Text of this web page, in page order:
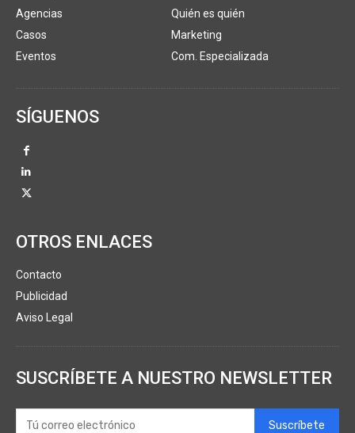
Agencias
Casos
Eventos
Quién es quién
Marketing
Com. Especializada
SÍGUENOS
OTROS ENLACES
Contacto
Publicidad
Aviso Legal
SUSCRÍBETE A NUESTRO NEWSLETTER
Suscríbete